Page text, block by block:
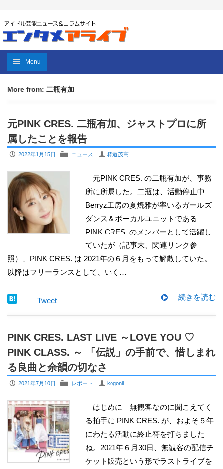
Menu
More from: 二瓶有加
元PINK CRES. 二瓶有加、ジャストプロに所
属したことを報告
P 2022年1月15日 F ニュース U 椿道茂高
元PINK CRES. の二瓶有加が、事務
所に所属した。二瓶は、活動停止中
Berryz工房の夏焼雅が率いるガールズ
ダンス＆ボーカルユニットである
PINK CRES. のメンバーとして活躍し
ていたが（記事末、関連リンク参
照）、PINK CRES. は 2021年の６月をもって解散していた。
以降はフリーランスとして、いく…
続きを読む
Tweet
PINK CRES. LAST LIVE ～LOVE YOU ♡
PINK CLASS. ～ 「伝説」の手前で、惜しまれ
る良曲と余韻の切なさ
P 2021年7月10日 F レポート U kogonil
はじめに 無観客なのに聞こえてく
る拍手に PINK CRES. が、およそ５年
にわたる活動に終止符を打ちました
ね。2021年６月30日、無観客の配信チ
ケット販売という形でラストライブを